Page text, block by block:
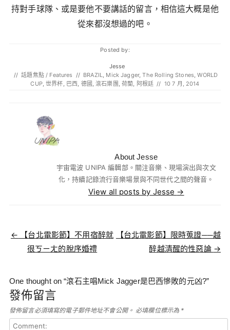
持對手球隊、或是要他不要講話的留言，相信這大概是他
從來都沒想過的吧。
Posted by:
Jesse
// 話題焦點 / Features // BRAZIL, Mick Jagger,The Rolling Stones,WORLD
CUP,世界杯, 巴西, 德國 ,滾石樂團 ,荷蘭, 阿根廷 // 10 7 月, 2014
About Jesse
宇宙電波 UNIPA 編輯部。關注音樂、現場演出與次文
化，持續記錄流行音樂場景與不同世代之間的聲音。
View all posts by Jesse →
Post navigation
← 【台北電影節】不用宿醉就
很ㄎㄧㄤ的脫序婚禮
【台北電影節】限時蒐證──越
醉越清醒的性惡論 →
One thought on “滾石主唱Mick Jagger是巴西慘敗的元凶?”
發佈留言
發佈留言必須填寫的電子郵件地址不會公開。 必填欄位標示為 *